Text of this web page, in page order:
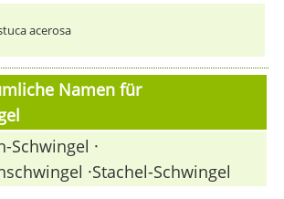
acerosa
Namen für
Schwingel ·
·Stachel-Schwingel